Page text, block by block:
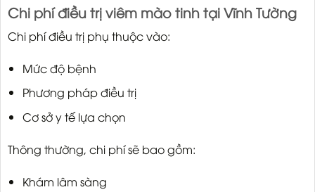
Chi phí điều trị viêm mào tinh tại Vĩnh Tường
Chi phí điều trị phụ thuộc vào:
Mức độ bệnh
Phương pháp điều trị
Cơ sở y tế lựa chọn
Thông thường, chi phí sẽ bao gồm:
Khám lâm sàng